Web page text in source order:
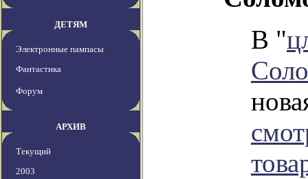
ДЕТЯМ
Электронные пампасы
Фантастика
Форум
АРХИВ
Текущий
2003
В "